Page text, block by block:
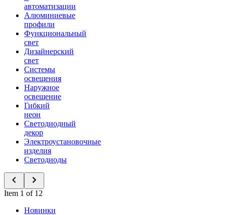
автоматизации
Алюминиевые
профили
Функциональный
свет
Дизайнерский
свет
Системы
освещения
Наружное
освещение
Гибкий
неон
Светодиодный
декор
Электроустановочные
изделия
Светодиоды
Item 1 of 12
Новинки